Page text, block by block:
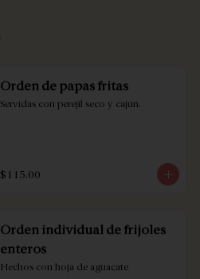
Orden de papas fritas
Servidas con perejil seco y cajún.
$115.00
Orden individual de frijoles
enteros
Hechos con hoja de aguacate